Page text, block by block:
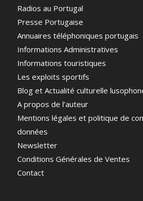
Radios au Portugal
Presse Portugaise
Annuaires téléphoniques portugais
Informations Administratives
Informations touristiques
Les exploits sportifs
Blog et Actualité culturelle
A propos de l’auteur
Mentions légales et politique de
données
Newsletter
Conditions Générales de Ventes
Contact